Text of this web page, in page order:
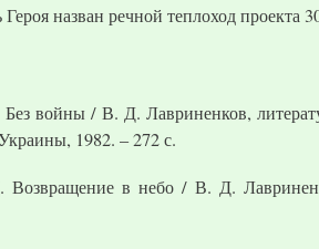
назван речной теплоход проекта
войны / В. Д. Лавриненков,
1982. – 272 с.
Возвращение в небо / В. Д.